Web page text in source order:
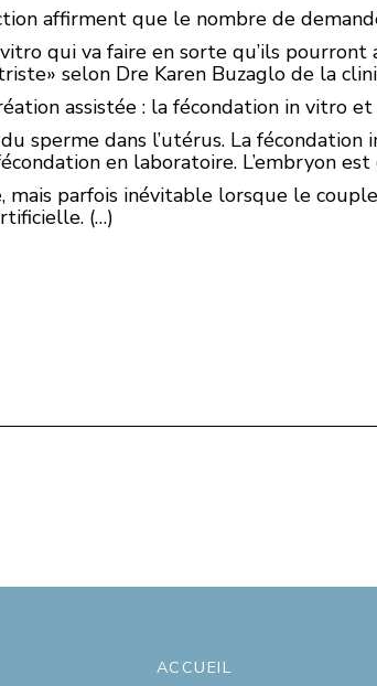
affirment que le nombre de
qui va faire en sorte qu’ils
selon Dre Karen Buzaglo de la
assistée : la fécondation in vitro
sperme dans l’utérus. La
en laboratoire. L’embryon
mais parfois inévitable lorsque le
(…)
ACCUEIL